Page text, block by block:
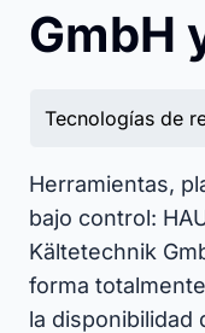
GmbH
Tecnologías de
Herramientas,
bajo control:
Kältetechnik
forma
la disponibilidad